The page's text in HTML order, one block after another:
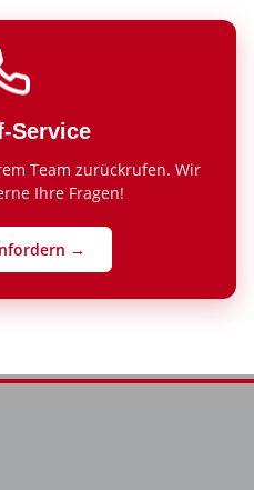
Service
Team zurückrufen. Wir
Ihre Fragen!
→